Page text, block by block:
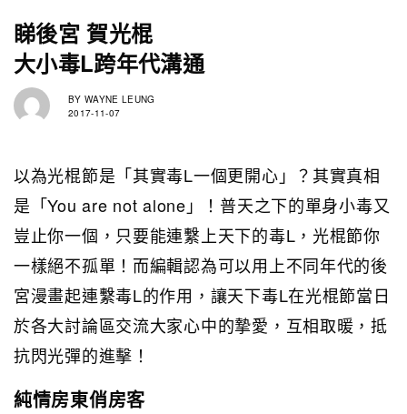
睇後宮 賀光棍
大小毒L跨年代溝通
BY WAYNE LEUNG
2017-11-07
以為光棍節是「其實毒L一個更開心」？其實真相
是「You are not alone」！普天之下的單身小毒又
豈止你一個，只要能連繫上天下的毒L，光棍節你
一樣絕不孤單！而編輯認為可以用上不同年代的後
宮漫畫起連繫毒L的作用，讓天下毒L在光棍節當日
於各大討論區交流大家心中的摯愛，互相取暖，抵
抗閃光彈的進擊！
純情房東俏房客